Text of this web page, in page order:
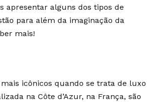
apresentar alguns dos tipos de
para além da imaginação da
mais!
icônicos quando se trata de luxo
na Côte d’Azur, na França, são